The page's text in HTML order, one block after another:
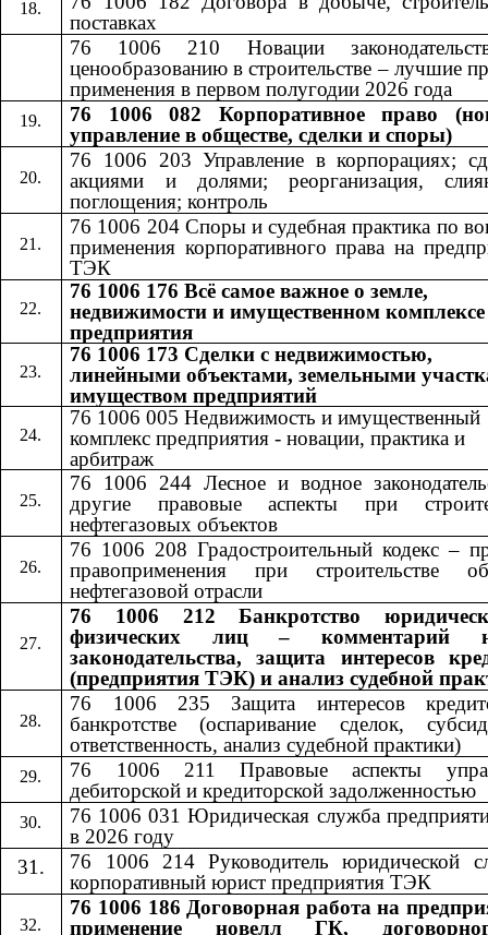
поставках
76 1006 210 Новации
ценообразованию в строительстве – лучшие
применения в первом полугодии 2026 года
76 1006 082 Корпоративное право
управление в обществе, сделки и споры)
76 1006 203 Управление в корпорациях;
акциями и долями; реорганизация,
поглощения; контроль
76 1006 204 Споры и судебная практика по
применения корпоративного права на
ТЭК
76 1006 176 Всё самое важное о земле,
недвижимости и имущественном комплексе
предприятия
76 1006 173 Сделки с недвижимостью,
линейными объектами, земельными
имуществом предприятий
76 1006 005 Недвижимость и имущественный
комплекс предприятия - новации, практика и
арбитраж
76 1006 244 Лесное и водное
другие правовые аспекты при
нефтегазовых объектов
76 1006 208 Градостроительный кодекс –
правоприменения при строительстве
нефтегазовой отрасли
76 1006 212 Банкротство
физических лиц – комментарий
законодательства, защита интересов
(предприятия ТЭК) и анализ судебной
76 1006 235 Защита интересов
банкротстве (оспаривание сделок,
ответственность, анализ судебной практики)
76 1006 211 Правовые аспекты
дебиторской и кредиторской задолженностью
76 1006 031 Юридическая служба
в 2026 году
76 1006 214 Руководитель юридической
корпоративный юрист предприятия ТЭК
76 1006 186 Договорная работа на
применение новелл ГК,